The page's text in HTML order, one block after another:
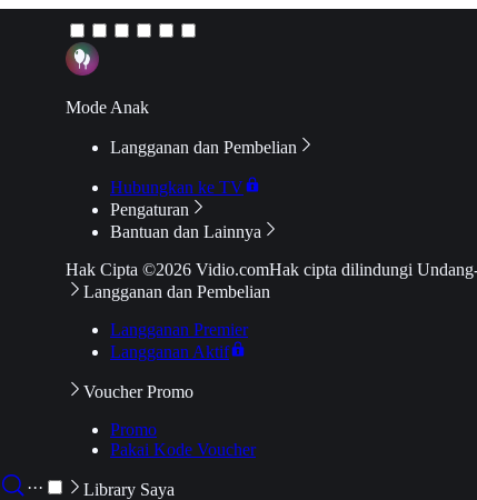
···
Mode Anak
Langganan dan Pembelian
Hubungkan ke TV
Pengaturan
Bantuan dan Lainnya
Hak Cipta ©2026 Vidio.comHak cipta dilindungi
Langganan dan Pembelian
Langganan Premier
Langganan Aktif
Voucher Promo
Promo
Pakai Kode Voucher
Library Saya